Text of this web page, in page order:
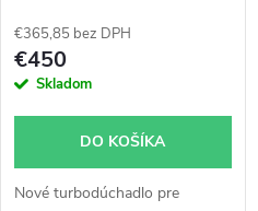
€365,85 bez DPH
€450
Skladom
DO KOŠÍKA
Nové turbodúchadlo pre